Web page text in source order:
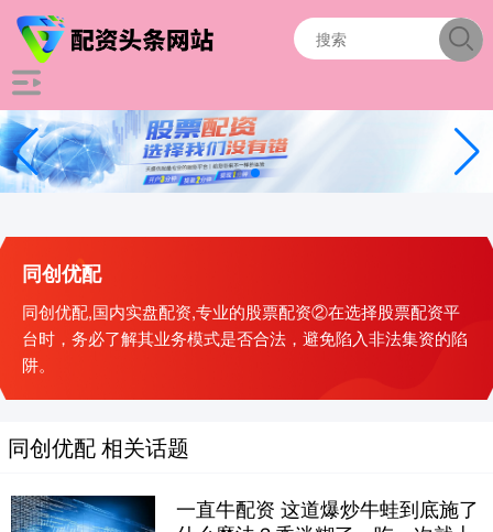
同创优配
同创优配,国内实盘配资,专业的股票配资②在选择股票配资平
台时，务必了解其业务模式是否合法，避免陷入非法集资的陷
阱。
同创优配 相关话题
一直牛配资 这道爆炒牛蛙到底施了